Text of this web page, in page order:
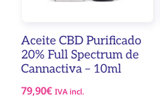
Aceite CBD Purificado
20% Full Spectrum de
Cannactiva – 10ml
79,90€ IVA incl.